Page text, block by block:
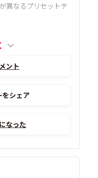
異なるプリセットテ
ント
をシェア
なった